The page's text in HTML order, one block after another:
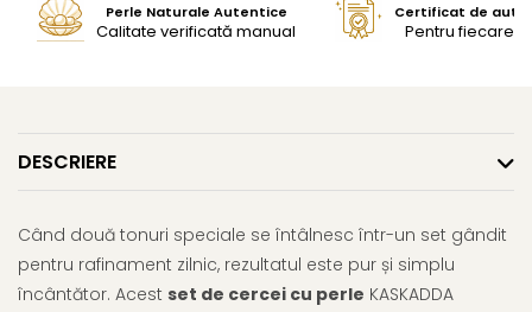
Perle Naturale Autentice
Calitate verificată manual
Certificat de
Pentru fiecare
DESCRIERE
Când două tonuri speciale se întâlnesc într-un set gândit
pentru rafinament zilnic, rezultatul este pur și simplu
încântător. Acest set de cercei cu perle KASKADDA